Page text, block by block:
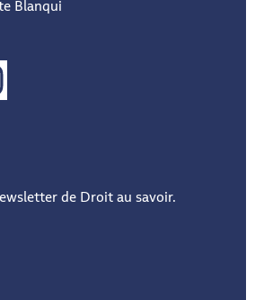
Blanqui
de Droit au savoir.